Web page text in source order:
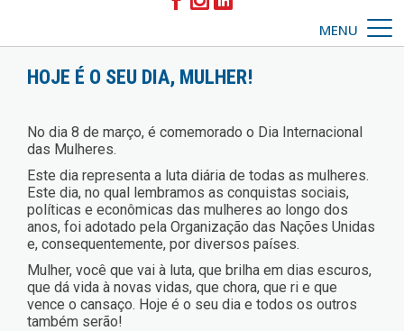
MENU
HOJE É O SEU DIA, MULHER!
No dia 8 de março, é comemorado o Dia Internacional
das Mulheres.
Este dia representa a luta diária de todas as mulheres.
Este dia, no qual lembramos as conquistas sociais,
políticas e econômicas das mulheres ao longo dos
anos, foi adotado pela Organização das Nações Unidas
e, consequentemente, por diversos países.
Mulher, você que vai à luta, que brilha em dias escuros,
que dá vida à novas vidas, que chora, que ri e que
vence o cansaço. Hoje é o seu dia e todos os outros
também serão!